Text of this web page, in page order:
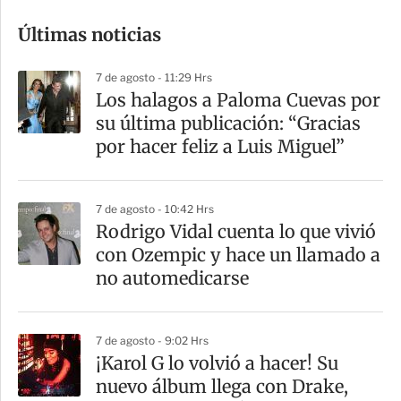
m
a
t
Últimas noticias
7 de agosto - 11:29 Hrs
Los halagos a Paloma Cuevas por
su última publicación: “Gracias
por hacer feliz a Luis Miguel”
7 de agosto - 10:42 Hrs
Rodrigo Vidal cuenta lo que vivió
con Ozempic y hace un llamado a
no automedicarse
7 de agosto - 9:02 Hrs
¡Karol G lo volvió a hacer! Su
nuevo álbum llega con Drake,